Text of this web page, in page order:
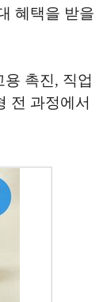
혜택을 받을
촉진, 직업
전 과정에서